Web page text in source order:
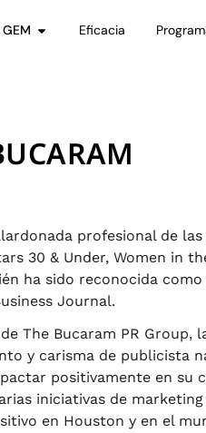
Eficacia
profesional de
30 & Under, Women in
ha sido reconocida
Journal.
The Bucaram PR Group,
y carisma de publicista
positivamente en su
iniciativas de
en Houston y en el